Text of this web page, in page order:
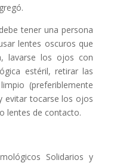
tener una persona
lentes oscuros que
lavarse los ojos con
estéril, retirar las
(preferiblemente
evitar tocarse los ojos
lentes de contacto.
Solidarios y